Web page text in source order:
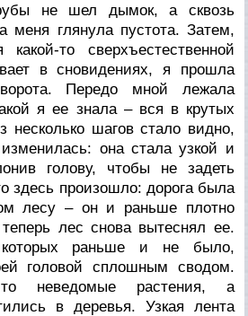
не шел дымок, а сквозь
меня глянула пустота. Затем,
какой-то сверхъестественной
в сновидениях, я прошла
Передо мной лежала
я ее знала – вся в крутых
несколько шагов стало видно,
она стала узкой и
голову, чтобы не задеть
здесь произошло: дорога была
лесу – он и раньше плотно
лес снова вытеснял ее.
которых раньше и не было,
головой сплошным сводом.
то неведомые растения, а
в деревья. Узкая лента